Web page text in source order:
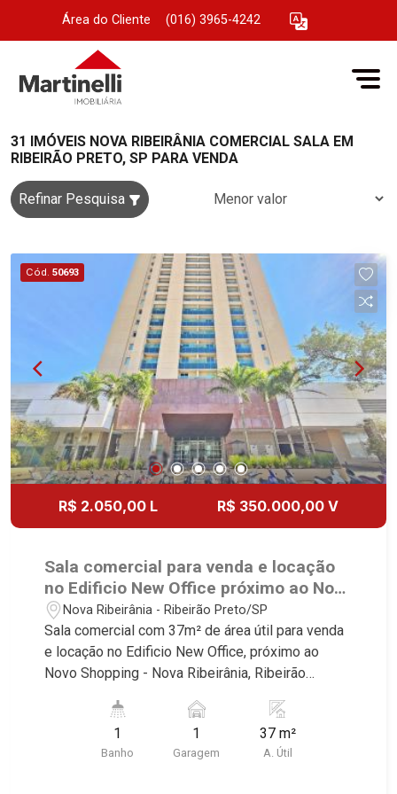
Área do Cliente (016) 3965-4242
31 IMÓVEIS NOVA RIBEIRÂNIA COMERCIAL SALA EM
RIBEIRÃO PRETO, SP PARA VENDA
Refinar Pesquisa
Cód. 50693
R$ 2.050,00 L R$ 350.000,00 V
Sala comercial para venda e locação
no Edificio New Office próximo ao Novo
Shopping - Ribeirão Preto/SP.
Nova Ribeirânia - Ribeirão Preto/SP
Sala comercial com 37m² de área útil para venda
e locação no Edificio New Office, próximo ao
Novo Shopping - Nova Ribeirânia, Ribeirão
imóvel que a Martinelli Imobiliária selecionou
armários e ar-condicionado - WC - Copa - 1 vaga
1
Banho
1
Garagem
37 m²
A. Útil